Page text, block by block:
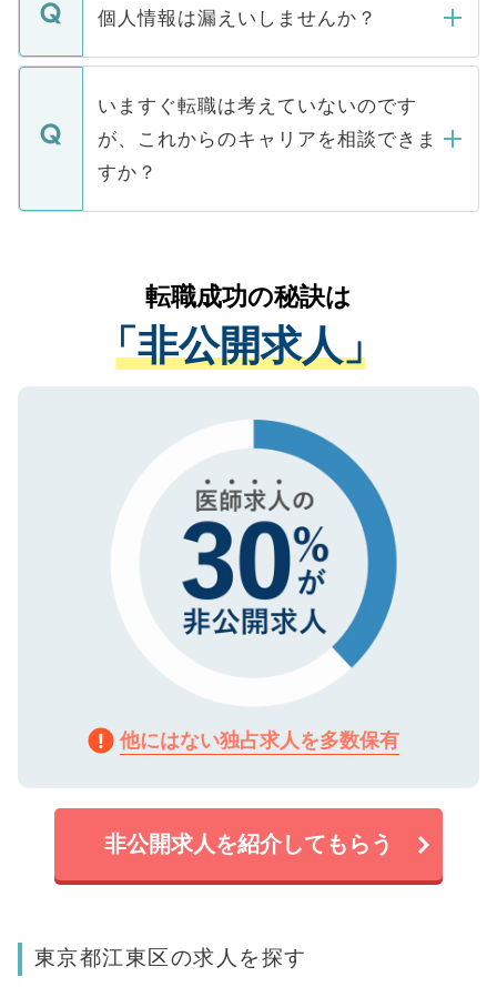
■応募殺到を避けるため 人気のある医療機
関を公にしてしまうと、応募が殺到する場
に、医療機関が求める条件に合った人材の
みを人材紹介会社に依頼するケースが増え
ています。
ん。また、仮に応募先から内定をいただい
定を承諾する必要はありません。内定先へ
の辞退の連絡はキャリアパートナーが行い
個人情報は漏えいしませんか？
個人情報が漏えいすることはありませんの
で、ご安心ください。当サイトからの登録
などで収集したご登録者様の個人情報は、
ご本人のキャリアアップおよび転職活動の
支援を目的に使用いたします。お預かりし
ているすべての個人データはご本人の許可
は、個人情報の取り扱いについての厳密な
管理基準を満たした事業者のみに付与され
る、プライバシーマークを取得済みです。
で、機密保持に関してもご安心ください。
いますぐ転職は考えていないのです
が、これからのキャリアを相談できま
すか？
かがいして、現在の医療機関の状況や紹介
経験をまじえながら、適切なアドバイスを
させていただきます。すぐにご転職をされ
ない方には、長期的なサポートが可能です
ので、まずはご登録ください。
転職成功の秘訣は
「非公開求人」
他にはない独占求人を多数保有
非公開求人を紹介してもらう
東京都江東区の求人を探す